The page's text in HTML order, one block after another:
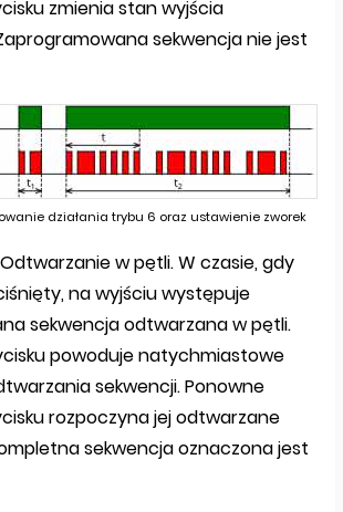
zmienia stan wyjścia
sekwencja nie jest
działania trybu 6 oraz ustawienie zworek
w pętli. W czasie, gdy
na wyjściu występuje
sekwencja odtwarzana w pętli.
powoduje natychmiastowe
sekwencji. Ponowne
rozpoczyna jej odtwarzane
sekwencja oznaczona jest